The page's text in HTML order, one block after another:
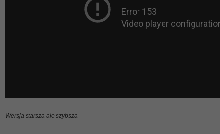
Wersja starsza ale szybsza